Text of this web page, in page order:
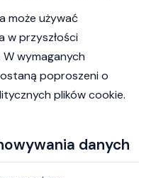
może używać
w przyszłości
wymaganych
poproszeni o
plików cookie.
danych